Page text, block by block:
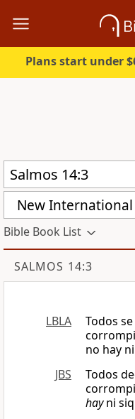
Plans start under
New International
Bible Book List
SALMOS 14:3
LBLA
Todos
no hay
JBS
Todos
hayni